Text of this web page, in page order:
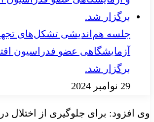
جلسه هم‌اندیشی تشکل‌های
آزمایشگاهی عضو فدراسیون
برگزار شد.
29 نوامبر 2024
وی افزود: برای جلوگیری از اختلال